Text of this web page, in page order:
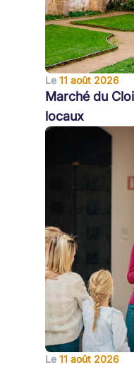
Le 11 août 2026
Marché du
locaux
Le 11 août 2026